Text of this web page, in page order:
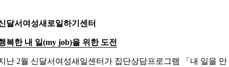
달서여성새로일하기센터
복한 내 일(my job)을 위한 도전
난 2월 신달서여성새일센터가 집단상담프로그램 「내 일을 만